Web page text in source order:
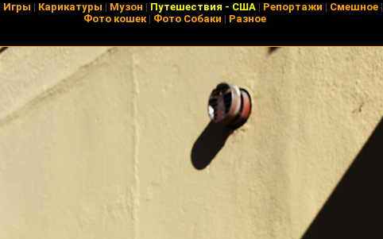
Игры | Карикатуры | Музон | Путешествия - США| Репортажи | Смешное|
Фото кошек| Фото Собаки | Разное